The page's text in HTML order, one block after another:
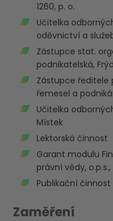
1260, p. o.
Učitelka
oděvnictví a
Zástupce stat.
podnikatelská,
Zástupce ředitele
řemesel a
Učitelka
Místek
Lektorská činnost
Garant modulu
právní vědy,
Publikační činnost
Zaměření